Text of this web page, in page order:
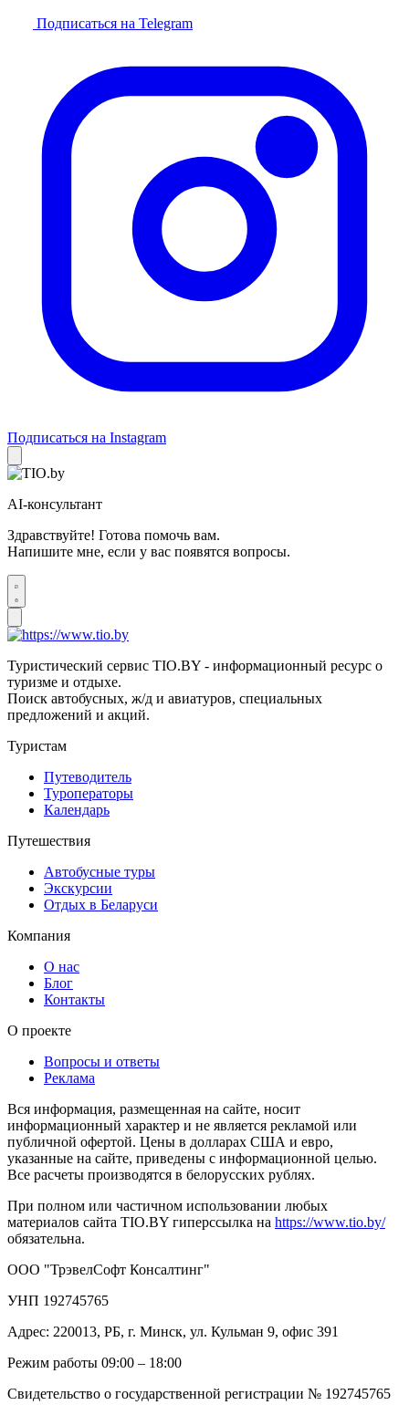
Подписаться на Telegram
Подписаться на Instagram
AI-консультант
Здравствуйте! Готова помочь вам.
Напишите мне, если у вас появятся вопросы.
Туристический сервис TIO.BY - информационный ресурс о
туризме и отдыхе.
Поиск автобусных, ж/д и авиатуров, специальных
предложений и акций.
Туристам
Путеводитель
Туроператоры
Календарь
Путешествия
Автобусные туры
Экскурсии
Отдых в Беларуси
Компания
О нас
Блог
Контакты
О проекте
Вопросы и ответы
Реклама
Вся информация, размещенная на сайте, носит
информационный характер и не является рекламой или
публичной офертой. Цены в долларах США и евро,
указанные на сайте, приведены с информационной целью.
Все расчеты производятся в белорусских рублях.
При полном или частичном использовании любых
материалов сайта TIO.BY гиперссылка на https://www.tio.by/
обязательна.
ООО "ТрэвелСофт Консалтинг"
УНП 192745765
Адрес: 220013, РБ, г. Минск, ул. Кульман 9, офис 391
Режим работы 09:00 – 18:00
Свидетельство о государственной регистрации № 192745765